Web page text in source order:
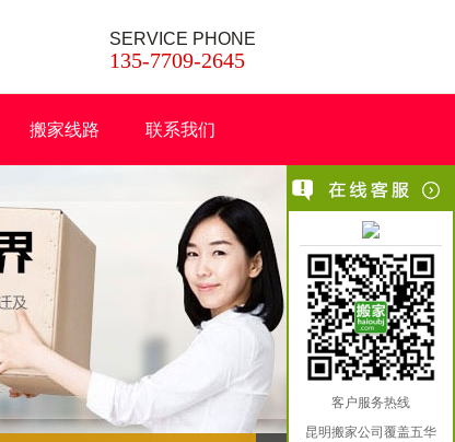
SERVICE PHONE
135-7709-2645
搬家线路 联系我们
客户服务热线
昆明搬家公司覆盖五华